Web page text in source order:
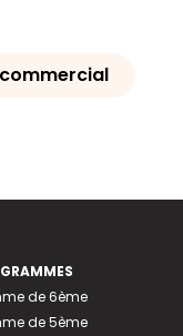
de 6ème
de 5ème